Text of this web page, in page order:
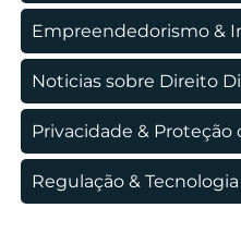
Empreendedorismo &
Noticias sobre Direito
Privacidade & Proteção
Regulação & Tecnologia